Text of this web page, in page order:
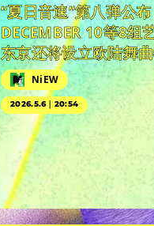
“夏日音速”第八弹公
DECEMBER 10等8组
东京还将设立欧陆舞
NiEW
2026.5.6｜20:54